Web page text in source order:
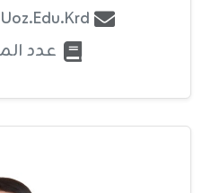
عدد